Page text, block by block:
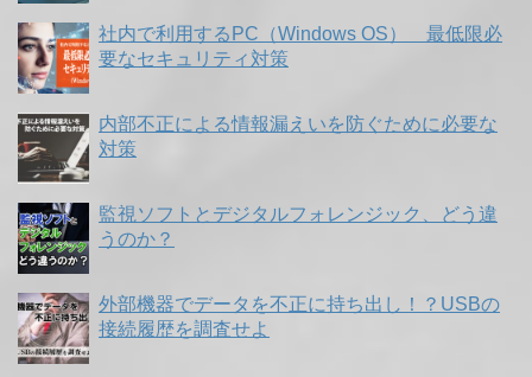
社内で利用するPC（Windows OS） 最低限必
要なセキュリティ対策
内部不正による情報漏えいを防ぐために必要な
対策
監視ソフトとデジタルフォレンジック、どう違
うのか？
外部機器でデータを不正に持ち出し！？USBの
接続履歴を調査せよ